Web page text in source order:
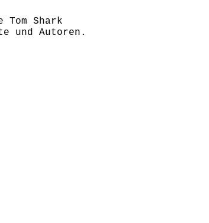
Shark
und Autoren.